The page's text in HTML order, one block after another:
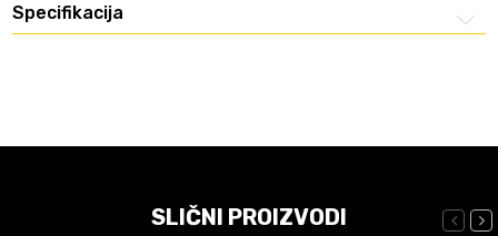
Specifikacija
SLIČNI PROIZVODI